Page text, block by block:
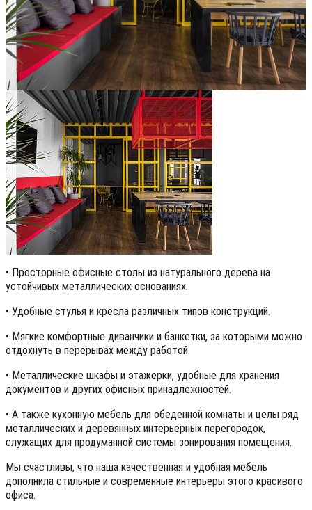
• Просторные офисные столы из натурального дерева на
устойчивых металлических основаниях.
• Удобные стулья и кресла различных типов конструкций.
• Мягкие комфортные диванчики и банкетки, за которыми можно
отдохнуть в перерывах между работой.
• Металлические шкафы и этажерки, удобные для хранения
документов и других офисных принадлежностей.
• А также кухонную мебель для обеденной комнаты и целы ряд
металлических и деревянных интерьерных перегородок,
служащих для продуманной системы зонирования помещения.
Мы счастливы, что наша качественная и удобная мебель
дополнила стильные и современные интерьеры этого красивого
офиса.